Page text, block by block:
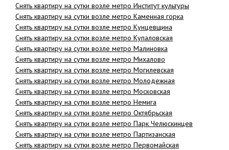
Снять квартиру на сутки возле метро Институт культуры
Снять квартиру на сутки возле метро Каменная горка
Снять квартиру на сутки возле метро Кунцевщина
Снять квартиру на сутки возле метро Купаловская
Снять квартиру на сутки возле метро Малиновка
Снять квартиру на сутки возле метро Михалово
Снять квартиру на сутки возле метро Могилевская
Снять квартиру на сутки возле метро Молодежная
Снять квартиру на сутки возле метро Московская
Снять квартиру на сутки возле метро Немига
Снять квартиру на сутки возле метро Октябрьская
Снять квартиру на сутки возле метро Парк Челюскинцев
Снять квартиру на сутки возле метро Партизанская
Снять квартиру на сутки возле метро Первомайская